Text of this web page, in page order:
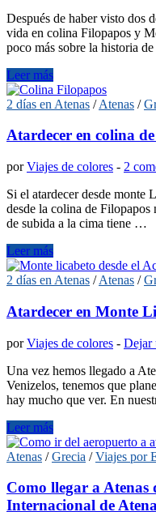
Después de haber visto dos
vida en colina Filopapos y
poco más sobre la historia
Leer más
2 días en Atenas /Atenas /
Atardecer en colina
porViajes de colores - 2
Si el atardecer desde monte
desde la colina de Filopapos
de subida a la cima tiene …
Leer más
2 días en Atenas /Atenas /
Atardecer en Monte
porViajes de colores - Dejar
Una vez hemos llegado a
Venizelos, tenemos que
hay mucho que ver. En
Leer más
Atenas /Grecia /Viajes por
Como llegar a Atenas
Internacional de